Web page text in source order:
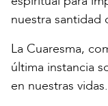
nuestra santidad
La Cuaresma,
última instancia
en nuestras vidas.